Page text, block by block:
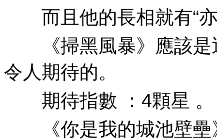
而且他的長相就有“亦正
《掃黑風暴》應該是近
令人期待的。
期待指數 ：4顆星 。
《你是我的城池壁壘